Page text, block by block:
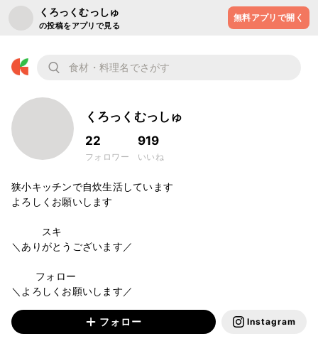
くろっくむっしゅ
の投稿をアプリで見る
無料アプリで開く
くろっくむっしゅ
22
フォロワー
919
いいね
狭小キッチンで自炊生活しています
よろしくお願いします
＼ありがとうございます／
＼よろしくお願いします／
フォロー Instagram